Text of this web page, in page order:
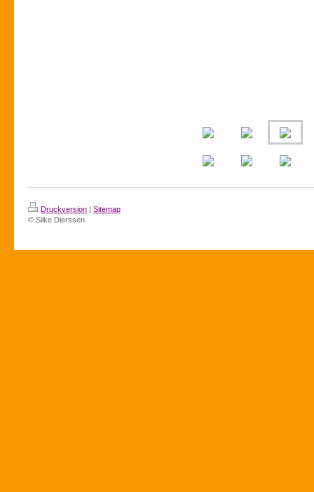
Druckversion | Sitemap
© Silke Dierssen